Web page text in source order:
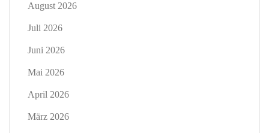
August 2026
Juli 2026
Juni 2026
Mai 2026
April 2026
März 2026